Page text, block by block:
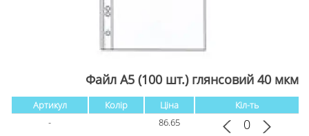
Файл А5 (100 шт.) глянсовий 40 мкм
Артикул Колір Ціна
Кіл-ть
-
86.65